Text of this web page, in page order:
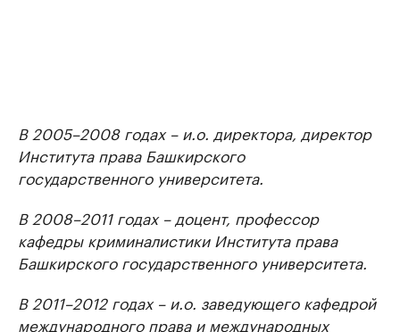
В 2005–2008 годах – и.о. директора, директор
Института права Башкирского
государственного университета.
В 2008–2011 годах – доцент, профессор
кафедры криминалистики Института права
Башкирского государственного университета.
В 2011–2012 годах – и.о. заведующего кафедрой
международного права и международных